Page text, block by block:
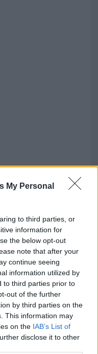
My Personal
to third parties, or
information for
the below opt-out
note that after your
continue seeing
information utilized by
to third parties prior to
out of the further
by third parties on the
This information may
on the IAB’s List of
disclose it to other
nazionali?
al mese